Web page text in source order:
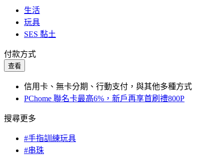
生活
玩具
SES 黏土
付款方式
查看
信用卡、無卡分期、行動支付，與其他多種方式
PChome 聯名卡最高6%，新戶再享首刷禮800P
搜尋更多
#手指訓練玩具
#串珠